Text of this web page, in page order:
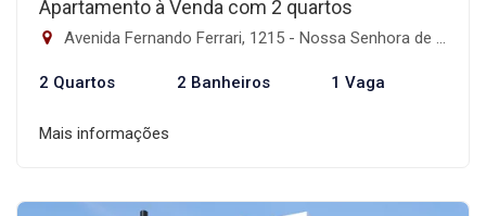
Apartamento à Venda com 2 quartos
Avenida Fernando Ferrari, 1215 - Nossa Senhora de Lourdes, Santa Maria-RS
2 Quartos 2 Banheiros 1 Vaga
Mais informações